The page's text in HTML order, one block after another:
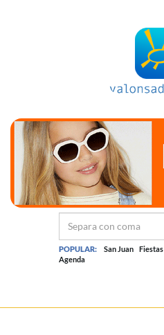
POPULAR: San Juan Fiestas
Agenda